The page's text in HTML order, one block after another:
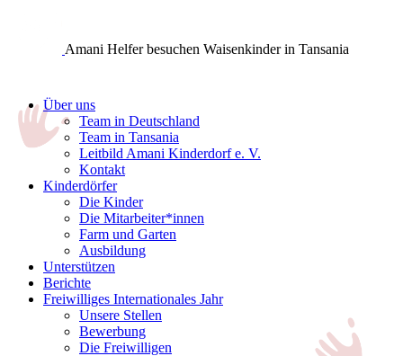
Amani Helfer besuchen Waisenkinder in Tansania
Über uns
Team in Deutschland
Team in Tansania
Leitbild Amani Kinderdorf e. V.
Kontakt
Kinderdörfer
Die Kinder
Die Mitarbeiter*innen
Farm und Garten
Ausbildung
Unterstützen
Berichte
Freiwilliges Internationales Jahr
Unsere Stellen
Bewerbung
Die Freiwilligen